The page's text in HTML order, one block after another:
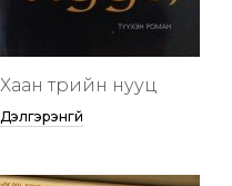
Хаан төрийн нууц
Дэлгэрэнгүй